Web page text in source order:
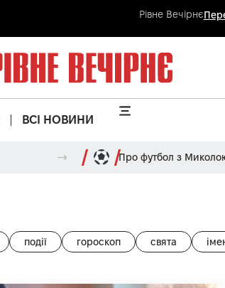
Рівне Вечірнє
ВСІ НОВИНИ
Про футбол з
події гороскоп свята